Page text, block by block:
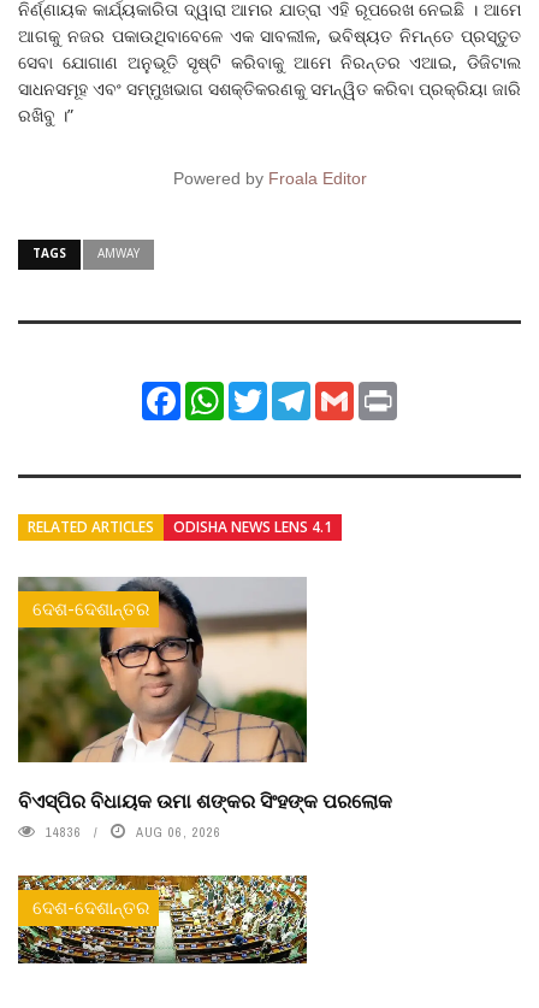
ନିର୍ଣ୍ଣାୟକ କାର୍ଯ୍ୟକାରିତା ଦ୍ୱାରା ଆମର ଯାତ୍ରା ଏହି ରୂପରେଖ ନେଇଛି । ଆମେ
ଆଗକୁ ନଜର ପକାଉଥିବାବେଳେ ଏକ ସାବଲୀଳ, ଭବିଷ୍ୟତ ନିମନ୍ତେ ପ୍ରସ୍ତୁତ
ସେବା ଯୋଗାଣ ଅନୁଭୂତି ସୃଷ୍ଟି କରିବାକୁ ଆମେ ନିରନ୍ତର ଏଆଇ, ଡିଜିଟାଲ
ସାଧନସମୂହ ଏବଂ ସମ୍ମୁଖଭାଗ ସଶକ୍ତିକରଣକୁ ସମନ୍ୱିତ କରିବା ପ୍ରକ୍ରିୟା ଜାରି
ରଖିବୁ ।”
Powered by Froala Editor
TAGS AMWAY
FacebookWhatsApp
TwitterTelegram
Gmail
RELATED ARTICLES ODISHA NEWS LENS 4.1
ଦେଶ-ଦେଶାନ୍ତର
ବିଏସ୍‌ପିର ବିଧାୟକ ଉମା ଶଙ୍କର ସିଂହଙ୍କ ପରଲୋକ
14836 AUG 06, 2026
ଦେଶ-ଦେଶାନ୍ତର